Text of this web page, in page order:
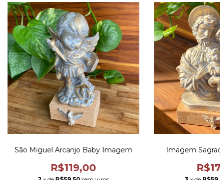
São Miguel Arcanjo Baby Imagem
R$119,00
Imagem